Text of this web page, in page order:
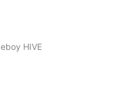
HIVE